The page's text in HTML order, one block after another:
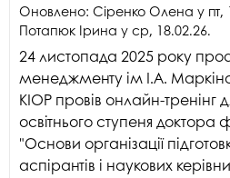
Оновлено: Сіренко Олена у пт,
Потапюк Ірина у ср, 18.02.26.
24 листопада 2025 року
менеджменту ім І.А.
КІОР провів онлайн-тренінг
освітнього ступеня доктора
"Основи організації
аспірантів і наукових